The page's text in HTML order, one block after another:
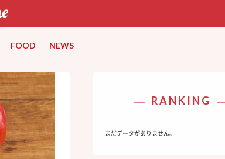
FOOD NEWS
RANKING
まだデータがありません。